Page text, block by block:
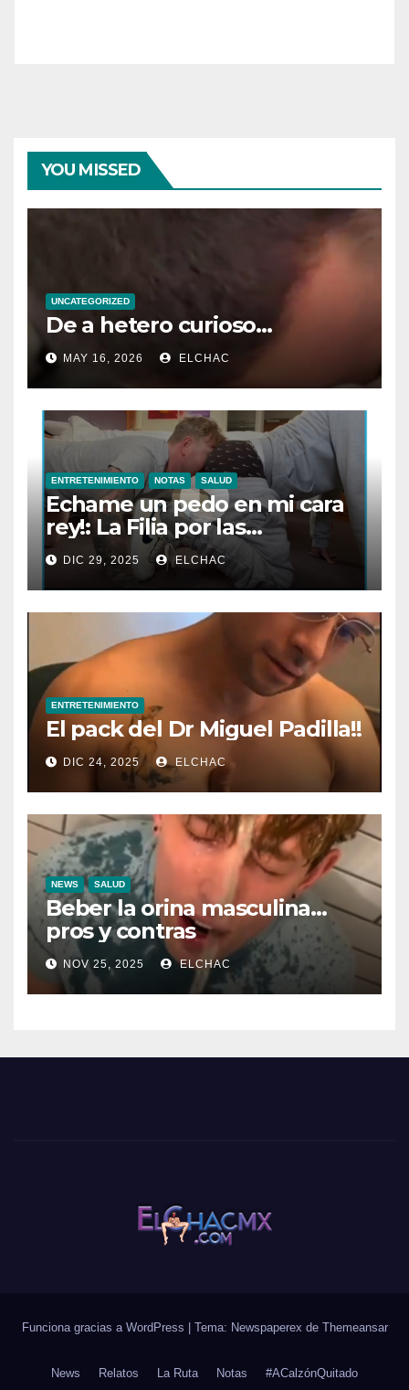
YOU MISSED
UNCATEGORIZED
De a hetero curioso…
MAY 16, 2026 ELCHAC
ENTRETENIMIENTO NOTAS SALUD
Echame un pedo en mi cara
rey!: La Filia por las
Flatulencias”
DIC 29, 2025 ELCHAC
ENTRETENIMIENTO
El pack del Dr Miguel Padilla!!
DIC 24, 2025 ELCHAC
NEWS SALUD
Beber la orina masculina…
pros y contras
NOV 25, 2025 ELCHAC
Funciona gracias a WordPress | Tema: Newspaperex de Themeansar
News Relatos La Ruta Notas #ACalzónQuitado